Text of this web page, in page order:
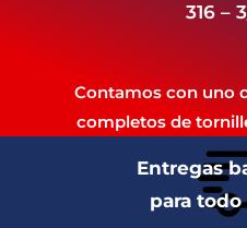
316 –
Contamos con uno
completos de
Entregas
para todo